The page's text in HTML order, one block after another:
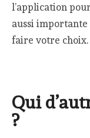
l’application
aussi
faire votre choix.
Qui
?